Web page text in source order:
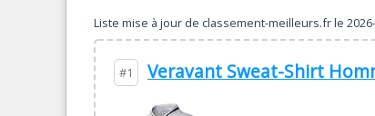
Liste mise à jour de classement-meilleurs.frle
#1 Veravant Sweat-Shirt